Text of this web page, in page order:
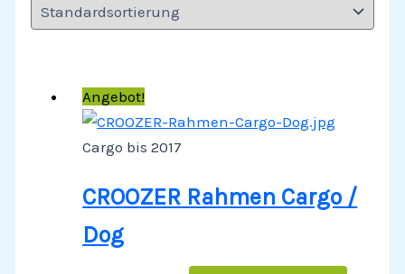
Angebot!
Cargo bis 2017
CROOZER Rahmen Cargo /
Dog